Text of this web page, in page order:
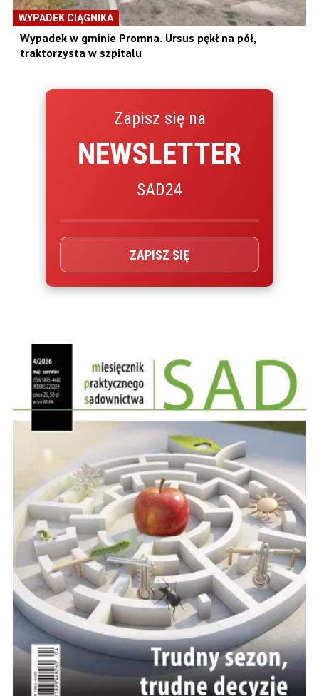
WYPADEK CIĄGNIKA
Wypadek w gminie Promna. Ursus pękł na pół,
traktorzysta w szpitalu
Zapisz się na
NEWSLETTER
SAD24
ZAPISZ SIĘ